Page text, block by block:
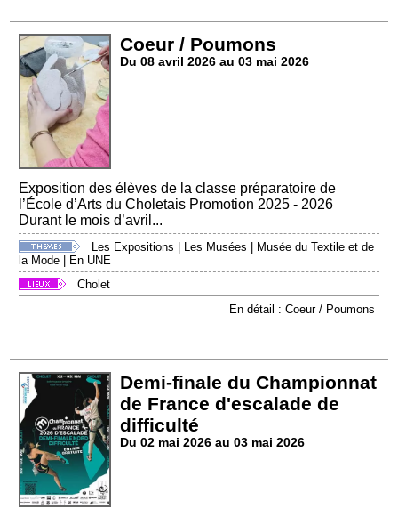
Coeur / Poumons
Du 08 avril 2026 au 03 mai 2026
Exposition des élèves de la classe préparatoire de
l’École d’Arts du Choletais Promotion 2025 - 2026
Durant le mois d’avril...
Les Expositions | Les Musées | Musée du Textile et de
la Mode | En UNE
Cholet
En détail : Coeur / Poumons
Demi-finale du Championnat
de France d'escalade de
difficulté
Du 02 mai 2026 au 03 mai 2026